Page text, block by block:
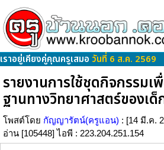
เราอยู่เคียงคู่คุณครูเสมอ วันที่ 6 ส.ค. 2569
รายงานการใช้ชุดกิจกรรม
ฐานทางวิทยาศาสตร์ของเ
โพสต์โดย กัญญารัตน์(ครูแอน) : [14 มี.ค.
อ่าน [105448] ไอพี : 223.204.251.154